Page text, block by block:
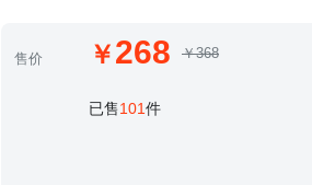
售价 268 ￥368
已售101件